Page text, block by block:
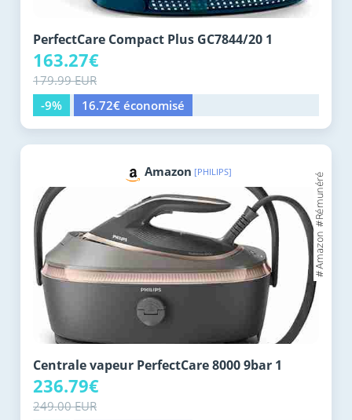
PerfectCare Compact Plus GC7844/20 1
163.27€
179.99 EUR
-9%
16.72€ économisé
Amazon [PHILIPS]
Centrale vapeur PerfectCare 8000 9bar 1
236.79€
249.00 EUR